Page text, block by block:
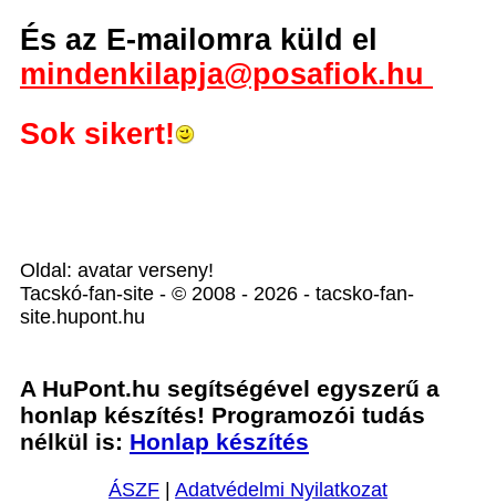
És az E-mailomra küld el
mindenkilapja@posafiok.hu
Sok sikert!
Oldal: avatar verseny!
Tacskó-fan-site - © 2008 - 2026 - tacsko-fan-
site.hupont.hu
A HuPont.hu segítségével egyszerű a
honlap készítés! Programozói tudás
nélkül is: Honlap készítés
ÁSZF Adatvédelmi Nyilatkozat